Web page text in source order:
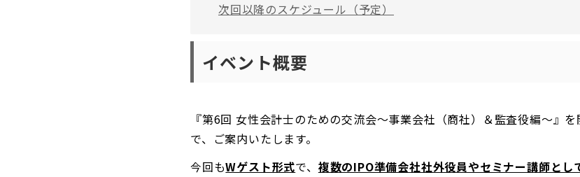
次回以降のスケジュール（予定）
イベント概要
『第6回 女性会計士のための交流会〜事業会社（商社）＆監査役編〜』
で、ご案内いたします。
今回もWゲスト形式で、 複数のIPO準備会社社外役員やセミナー講師と